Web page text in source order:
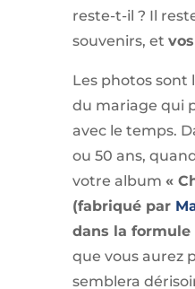
reste-t-il ? Il
souvenirs, et
Les photos sont
du mariage qui
avec le temps.
ou 50 ans,
votre album «
(fabriqué par
dans la formule
que vous aurez
semblera